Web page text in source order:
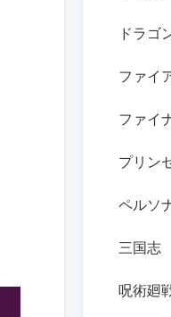
ドラゴ
ファイ
ファイ
プリン
ペルソ
三国志
呪術廻